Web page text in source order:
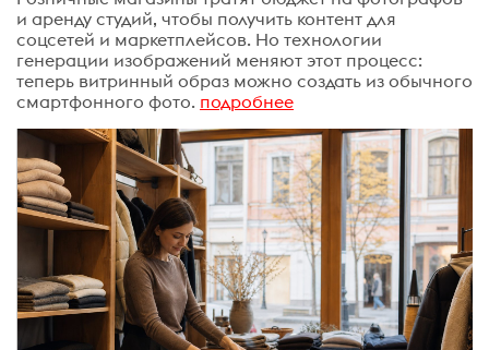
и аренду студий, чтобы получить контент для
соцсетей и маркетплейсов. Но технологии
генерации изображений меняют этот процесс:
теперь витринный образ можно создать из обычного
смартфонного фото. подробнее